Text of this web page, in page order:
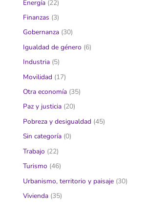
Energía (22)
Finanzas (3)
Gobernanza (30)
Igualdad de género (6)
Industria (5)
Movilidad (17)
Otra economía (35)
Paz y justicia (20)
Pobreza y desigualdad (45)
Sin categoría (0)
Trabajo (22)
Turismo (46)
Urbanismo, territorio y paisaje (30)
Vivienda (35)